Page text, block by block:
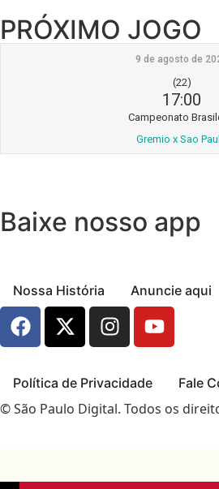
PRÓXIMO JOGO
9 de agosto de
(22)
17:00
Campeonato
Gremio x Sao
Baixe nosso app
Nossa História Anuncie aqui
Política de Privacidade Fale
© São Paulo Digital. Todos os